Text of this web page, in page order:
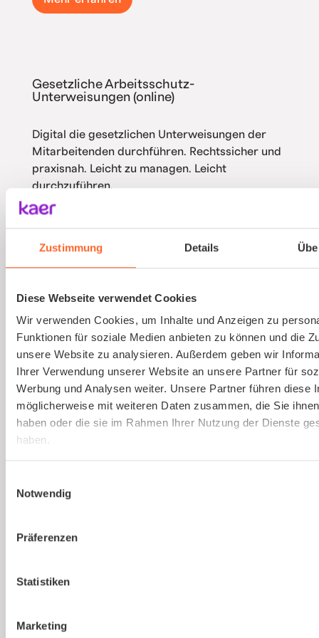
Zustimmung Details
Diese Webseite verwendet Cookies
Wir verwenden Cookies, um Inhalte und Anzeigen zu
Funktionen für soziale Medien anbieten zu können und die
unsere Website zu analysieren. Außerdem geben wir
Ihrer Verwendung unserer Website an unsere Partner für
Werbung und Analysen weiter. Unsere Partner führen diese
möglicherweise mit weiteren Daten zusammen, die Sie
haben oder die sie im Rahmen Ihrer Nutzung der Dienste
haben.
Notwendig
Präferenzen
Statistiken
Marketing
Gesetzliche Arbeitsschutz-
Unterweisungen (online)
Digital die gesetzlichen Unterweisungen der
Mitarbeitenden durchführen. Rechtssicher und
praxisnah. Leicht zu managen. Leicht
durchzuführen.
(virtuell)
Online und live die Ausbildung zum
Sicherheitsbeauftragten absolvieren. An nur
einem Tag. Strukturierte Schulung, praxisnah
und interessant.
die richtige Lösung für